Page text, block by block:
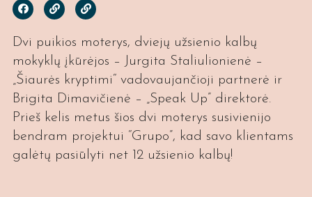
Dvi puikios moterys, dviejų užsienio kalbų
mokyklų įkūrėjos – Jurgita Staliulionienė –
„Šiaurės kryptimi“ vadovaujančioji partnerė ir
Brigita Dimavičienė – „Speak Up” direktorė.
Prieš kelis metus šios dvi moterys susivienijo
bendram projektui “Grupo”, kad savo klientams
galėtų pasiūlyti net 12 užsienio kalbų!